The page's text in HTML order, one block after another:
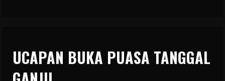
UCAPAN BUKA PUASA TANGGAL